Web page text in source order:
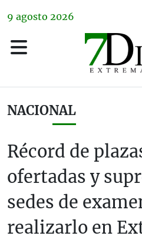
9 agosto 2026
NACIONAL
Récord de
ofertadas y
sedes de
realizarlo en